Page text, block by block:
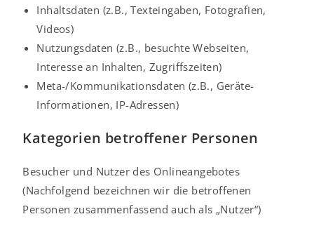
Inhaltsdaten (z.B., Texteingaben, Fotografien,
Videos)
Nutzungsdaten (z.B., besuchte Webseiten,
Interesse an Inhalten, Zugriffszeiten)
Meta-/Kommunikationsdaten (z.B., Geräte-
Informationen, IP-Adressen)
Kategorien betroffener Personen
Besucher und Nutzer des Onlineangebotes
(Nachfolgend bezeichnen wir die betroffenen
Personen zusammenfassend auch als „Nutzer“)